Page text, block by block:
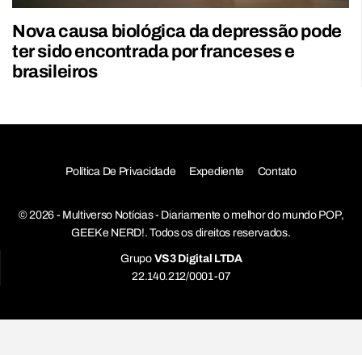
Nova causa biológica da depressão pode
ter sido encontrada por franceses e
brasileiros
Política De Privacidade Expediente Contato
© 2026 - Multiverso Notícias - Diariamente o melhor do mundo POP,
GEEK e NERD!. Todos os direitos reservados.
Grupo VS3 Digital LTDA
22.140.212/0001-07